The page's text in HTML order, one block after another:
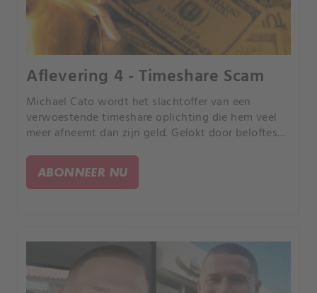
Aflevering 4 - Timeshare Scam
Michael Cato wordt het slachtoffer van een
verwoestende timeshare oplichting die hem veel
meer afneemt dan zijn geld. Gelokt door beloftes
dollar, maar de impact gaat veel dieper.
ABONNEER NU